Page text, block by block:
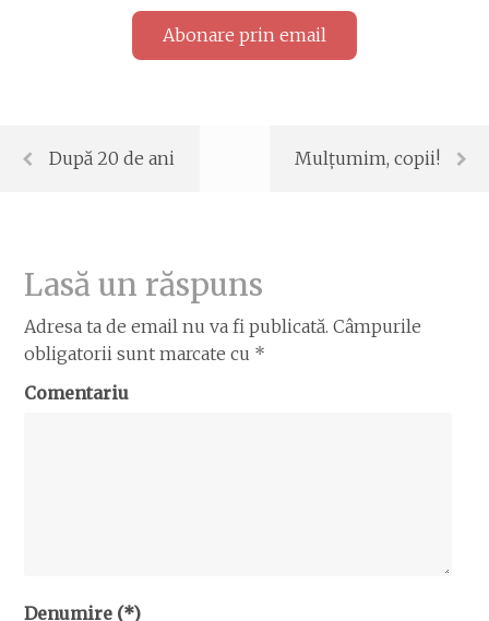
Abonare prin email
După 20 de ani Mulțumim, copii!
Lasă un răspuns
Adresa ta de email nu va fi publicată. Câmpurile
obligatorii sunt marcate cu *
Comentariu
Denumire (*)